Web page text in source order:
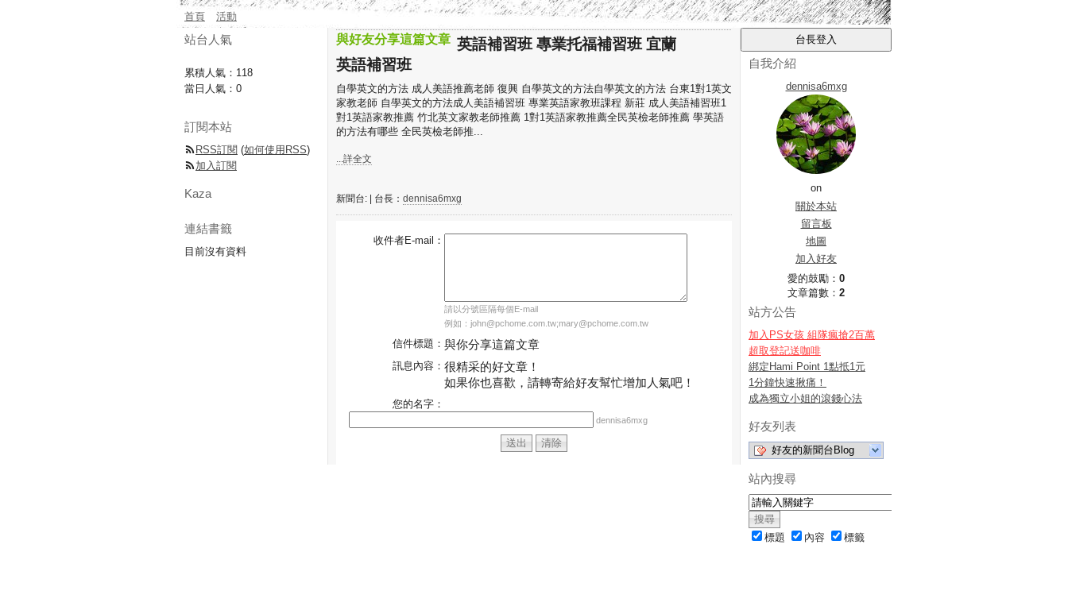
首頁 活動
與好友分享這篇文章 英語補習班 專業托福補習班 宜蘭
英語補習班
自學英文的方法 成人美語推薦老師 復興 自學英文的方法自學英文的方法 台東1對1英文
家教老師 自學英文的方法成人美語補習班 專業英語家教班課程 新莊 成人美語補習班1
對1英語家教推薦 竹北英文家教老師推薦 1對1英語家教推薦全民英檢老師推薦 學英語
的方法有哪些 全民英檢老師推...
...詳全文
新聞台: | 台長： dennisa6mxg
收件者E-mail：
請以分號區隔每個E-mail
例如：john@pchome.com.tw;mary@pchome.com.tw
信件標題： 與你分享這篇文章
訊息內容： 很精采的好文章！
如果你也喜歡，請轉寄給好友幫忙增加人氣吧！
您的名字：
dennisa6mxg
自我介紹
dennisa6mxg
on
關於本站
留言板
地圖
加入好友
愛的鼓勵： 0
文章篇數： 2
站方公告
加入PS女孩 組隊瘋搶2百萬
超取登記送咖啡
綁定Hami Point 1點抵1元
1分鐘快速揪痛！
成為獨立小姐的滾錢心法
好友列表
好友的新聞台Blog
站內搜尋
標題 內容 標籤
站台人氣
累積人氣： 118
當日人氣： 0
訂閱本站
RSS訂閱 (如何使用RSS)
加入訂閱
Kaza
連結書籤
目前沒有資料